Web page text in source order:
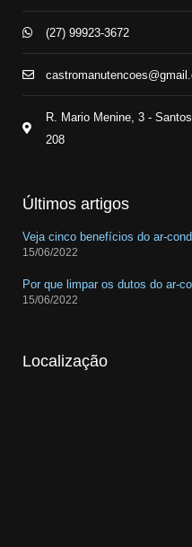
(27) 99923-3672
R. Mario Menine, 3 -
208
Últimos artigos
Veja cinco benefícios do ar-
15/06/2022
Por que limpar os dutos do ar-
15/06/2022
Localização